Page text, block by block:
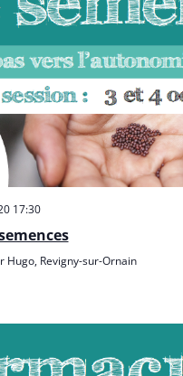
17:30
Hugo, Revigny-sur-Ornain